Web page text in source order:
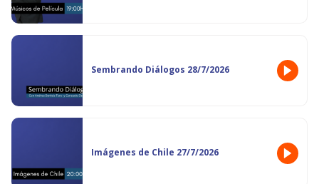
Sembrando Diálogos 28/7/2026
Imágenes de Chile 27/7/2026